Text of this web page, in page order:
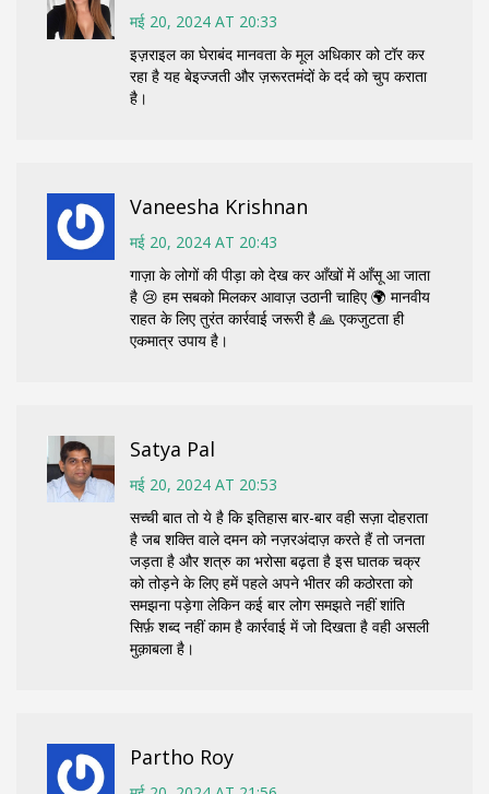
मई 20, 2024 AT 20:33
इज़राइल का घेराबंद मानवता के मूल अधिकार को टॉर कर
रहा है यह बेइज्जती और ज़रूरतमंदों के दर्द को चुप कराता
है।
Vaneesha Krishnan
मई 20, 2024 AT 20:43
गाज़ा के लोगों की पीड़ा को देख कर आँखों में आँसू आ जाता
है 😢 हम सबको मिलकर आवाज़ उठानी चाहिए 🌍 मानवीय
राहत के लिए तुरंत कार्रवाई जरूरी है 🙏 एकजुटता ही
एकमात्र उपाय है।
Satya Pal
मई 20, 2024 AT 20:53
सच्ची बात तो ये है कि इतिहास बार-बार वही सज़ा दोहराता
है जब शक्ति वाले दमन को नज़रअंदाज़ करते हैं तो जनता
जड़ता है और शत्रु का भरोसा बढ़ता है इस घातक चक्र
को तोड़ने के लिए हमें पहले अपने भीतर की कठोरता को
समझना पड़ेगा लेकिन कई बार लोग समझते नहीं शांति
सिर्फ़ शब्द नहीं काम है कार्रवाई में जो दिखता है वही असली
मुक़ाबला है।
Partho Roy